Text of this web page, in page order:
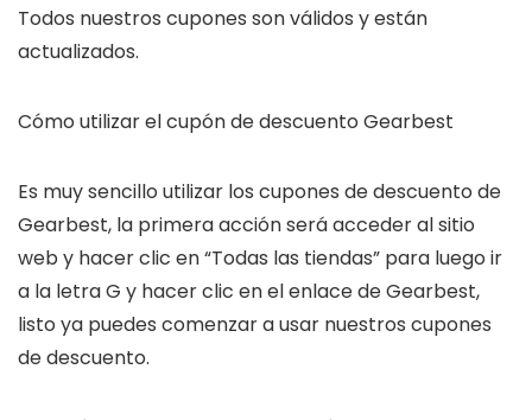
Todos nuestros cupones son válidos y están
actualizados.
Cómo utilizar el cupón de descuento Gearbest
Es muy sencillo utilizar los cupones de descuento de
Gearbest, la primera acción será acceder al sitio
web y hacer clic en “Todas las tiendas” para luego ir
a la letra G y hacer clic en el enlace de Gearbest,
listo ya puedes comenzar a usar nuestros cupones
de descuento.